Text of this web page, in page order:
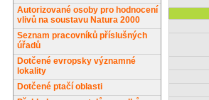
Autorizované osoby pro hodnocení
vlivů na soustavu Natura 2000
Seznam pracovníků příslušných
úřadů
Dotčené evropsky významné
lokality
Dotčené ptačí oblasti